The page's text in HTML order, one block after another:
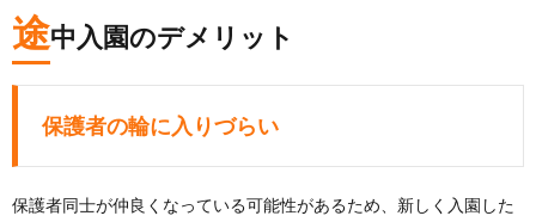
途中入園のデメリット
保護者の輪に入りづらい
保護者同士が仲良くなっている可能性があるため、新しく入園した